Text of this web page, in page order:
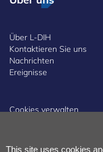
Über L-DIH
Kontaktieren Sie uns
Nachrichten
Ereignisse
Cookies verwalten
Allgemeine
This site uses cookies